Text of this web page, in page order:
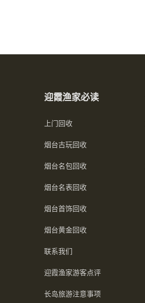
迎霞渔家必读
上门回收
烟台古玩回收
烟台名包回收
烟台名表回收
烟台首饰回收
烟台黄金回收
联系我们
迎霞渔家游客点评
长岛旅游注意事项